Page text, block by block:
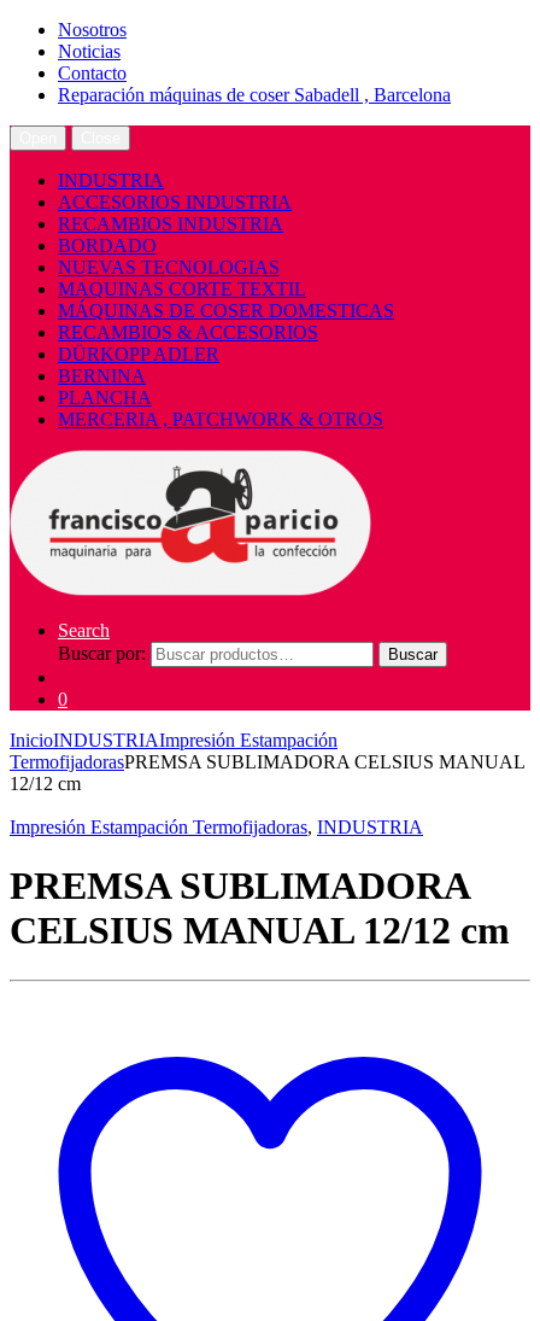
Nosotros
Noticias
Contacto
Reparación máquinas de coser Sabadell , Barcelona
INDUSTRIA
ACCESORIOS INDUSTRIA
RECAMBIOS INDUSTRIA
BORDADO
NUEVAS TECNOLOGIAS
MAQUINAS CORTE TEXTIL
MÁQUINAS DE COSER DOMESTICAS
RECAMBIOS & ACCESORIOS
DÜRKOPP ADLER
BERNINA
PLANCHA
MERCERIA , PATCHWORK & OTROS
Search
Buscar por:
Buscar
0
InicioINDUSTRIAImpresión Estampación
TermofijadorasPREMSA SUBLIMADORA CELSIUS MANUAL
12/12 cm
Impresión Estampación Termofijadoras, INDUSTRIA
PREMSA SUBLIMADORA
CELSIUS MANUAL 12/12 cm